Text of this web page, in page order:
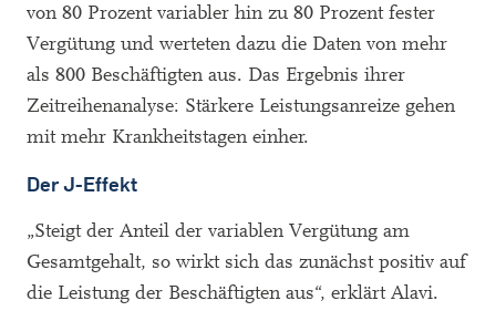
von 80 Prozent variabler hin zu 80 Prozent fester
Vergütung und werteten dazu die Daten von mehr
als 800 Beschäftigten aus. Das Ergebnis ihrer
Zeitreihenanalyse: Stärkere Leistungsanreize gehen
mit mehr Krankheitstagen einher.
Der J-Effekt
„Steigt der Anteil der variablen Vergütung am
Gesamtgehalt, so wirkt sich das zunächst positiv auf
die Leistung der Beschäftigten aus“, erklärt Alavi.